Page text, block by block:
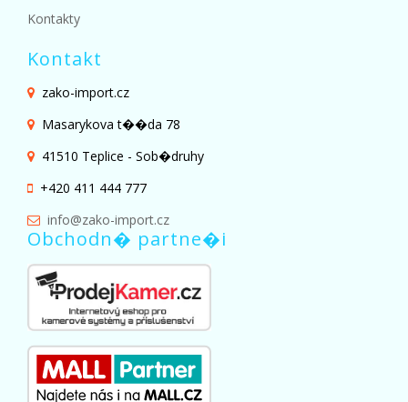
Kontakty
Kontakt
zako-import.cz
Masarykova t��da 78
41510 Teplice - Sob�druhy
+420 411 444 777
info@zako-import.cz
Obchodn� partne�i